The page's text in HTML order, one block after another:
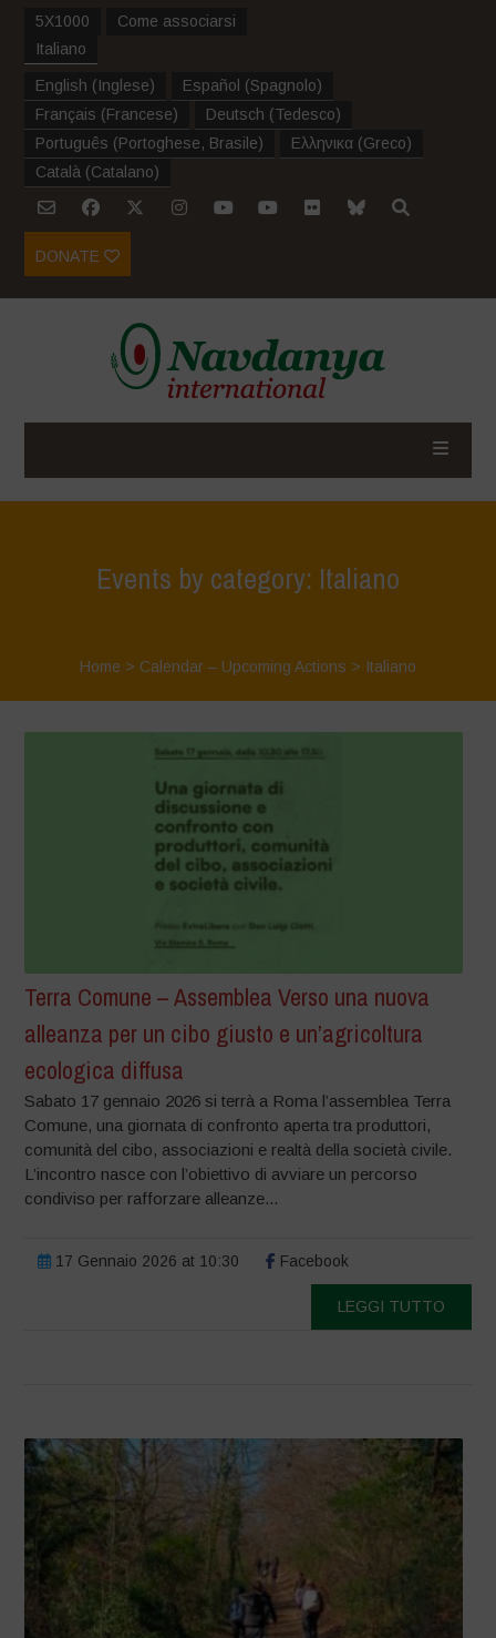
5X1000
Come associarsi
Italiano
English (Inglese) Español (Spagnolo)
Français (Francese) Deutsch (Tedesco)
Português (Portoghese, Brasile) Ελληνικα (Greco)
Català (Catalano)
DONATE
Events by category: Italiano
Home > Calendar – Upcoming Actions > Italiano
Terra Comune – Assemblea Verso una nuova
alleanza per un cibo giusto e un’agricoltura
ecologica diffusa
Sabato 17 gennaio 2026 si terrà a Roma l’assemblea Terra
Comune, una giornata di confronto aperta tra produttori,
comunità del cibo, associazioni e realtà della società civile.
L’incontro nasce con l’obiettivo di avviare un percorso
condiviso per rafforzare alleanze...
17 Gennaio 2026 at 10:30 Facebook
LEGGI TUTTO